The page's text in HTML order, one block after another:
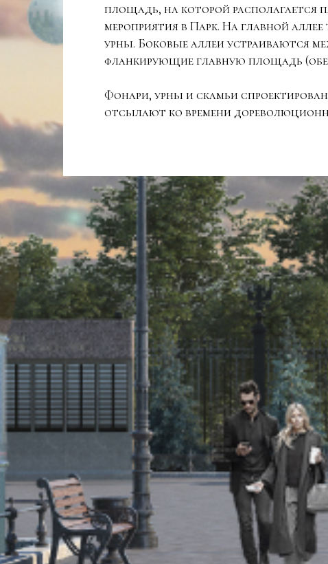
площадь, на которой располагается
мероприятия в Парк. На главной
урны. Боковые аллеи устраиваются
фланкирующие главную площадь
Фонари, урны и скамьи
отсылают ко времени